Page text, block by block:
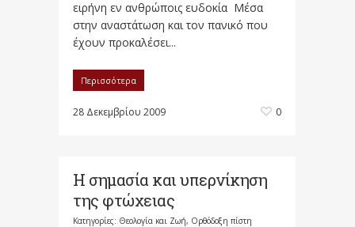
ειρήνη εν ανθρώποις ευδοκία Μέσα
στην αναστάτωση και τον πανικό που
έχουν προκαλέσει...
Περισσότερα
28 Δεκεμβρίου 2009 0
Η σημασία και υπερνίκηση
της φτώχειας
Κατηγορίες: Θεολογία και Ζωή, Ορθόδοξη πίστη